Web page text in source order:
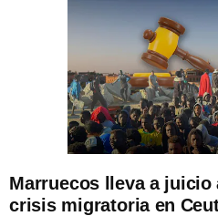
Marruecos lleva a juicio
crisis migratoria en